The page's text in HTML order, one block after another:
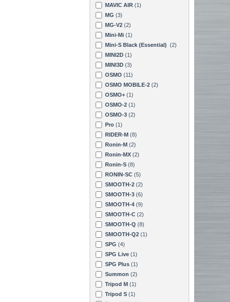
MAVIC AIR (1)
MG (3)
MG-V2 (2)
Mini-Mi (1)
Mini-S Black (Essential) (2)
MINI2D (1)
MINI3D (3)
OSMO (11)
OSMO MOBILE-2 (2)
OSMO+ (1)
OSMO-2 (1)
OSMO-3 (2)
Pro (1)
RIDER-M (8)
Ronin-M (2)
Ronin-MX (2)
Ronin-S (8)
RONIN-SC (5)
SMOOTH-2 (2)
SMOOTH-3 (6)
SMOOTH-4 (9)
SMOOTH-C (2)
SMOOTH-Q (8)
SMOOTH-Q2 (1)
SPG (4)
SPG Live (1)
SPG Plus (1)
Summon (2)
Tripod M (1)
Tripod S (1)